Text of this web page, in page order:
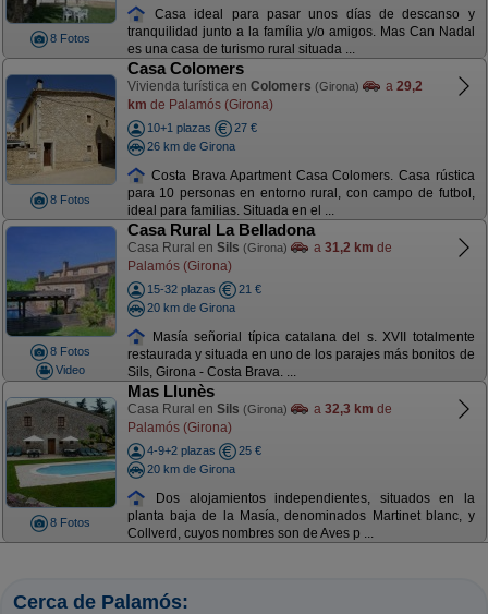
8 Fotos
Casa ideal para pasar unos días de descanso y
tranquilidad junto a la família y/o amigos. Mas Can Nadal
es una casa de turismo rural situada ...
8 Fotos
Casa Colomers
Vivienda turística en Colomers (Girona) a 29,2
km de Palamós (Girona)
10+1 plazas
27 €
26 km de Girona
Costa Brava Apartment Casa Colomers. Casa rústica
para 10 personas en entorno rural, con campo de futbol,
ideal para familias. Situada en el ...
8 Fotos
Video
Casa Rural La Belladona
Casa Rural en Sils (Girona) a 31,2 km de
Palamós (Girona)
15-32 plazas
21 €
20 km de Girona
Masía señorial típica catalana del s. XVII totalmente
restaurada y situada en uno de los parajes más bonitos de
Sils, Girona - Costa Brava. ...
8 Fotos
Mas Llunès
Casa Rural en Sils (Girona) a 32,3 km de
Palamós (Girona)
4-9+2 plazas
25 €
20 km de Girona
Dos alojamientos independientes, situados en la
planta baja de la Masía, denominados Martinet blanc, y
Collverd, cuyos nombres son de Aves p ...
Cerca de Palamós: